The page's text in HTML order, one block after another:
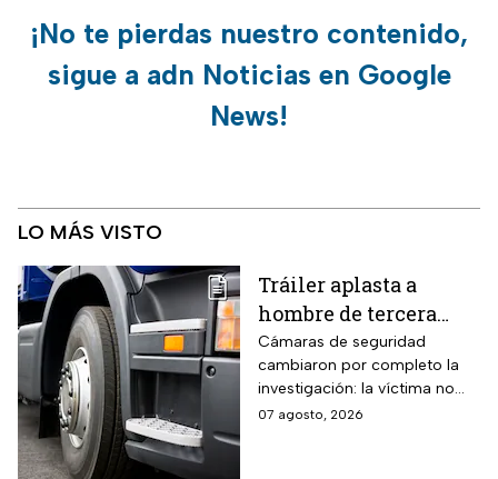
¡No te pierdas nuestro contenido,
sigue a adn Noticias en Google
News!
LO MÁS VISTO
Tráiler aplasta a
hombre de tercera
edad: el culpable sigue
prófugo: VIDEO
Cámaras de seguridad
cambiaron por completo la
investigación: la víctima no
intentaba cruzar la avenida
07 agosto, 2026